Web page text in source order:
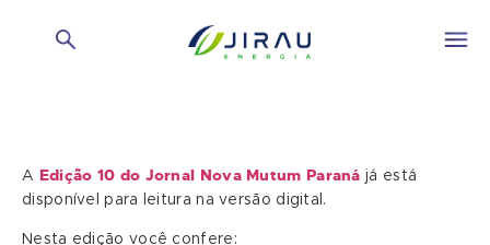
A Edição 10 do Jornal Nova Mutum Paraná já está
disponível para leitura na versão digital.
Nesta edição você confere: